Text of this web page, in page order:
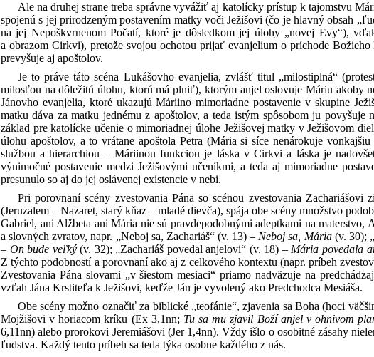
Ale na druhej strane treba správne vyvážiť aj katolícky prístup k tajomstvu
spojenú s jej prirodzeným postavením matky voči Ježišovi (čo je hlavný obsah
na jej Nepoškvrnenom Počatí, ktoré je dôsledkom jej úlohy „novej Evy“),
a obrazom Cirkvi), pretože svojou ochotou prijať evanjelium o príchode
prevyšuje aj apoštolov.
Je to práve táto scéna Lukášovho evanjelia, zvlášť titul „milostiplná“
milosťou na dôležitú úlohu, ktorú má plniť), ktorým anjel oslovuje Máriu akoby
Jánovho evanjelia, ktoré ukazujú Máriino mimoriadne postavenie v skupine
matku dáva za matku jednému z apoštolov, a teda istým spôsobom ju
základ pre katolícke učenie o mimoriadnej úlohe Ježišovej matky v Ježišovom
úlohu apoštolov, a to vrátane apoštola Petra (Mária si síce nenárokuje
službou a hierarchiou – Máriinou funkciou je láska v Cirkvi a láska je
výnimočné postavenie medzi Ježišovými učeníkmi, a teda aj mimoriadne
presunulo so aj do jej oslávenej existencie v nebi.
Pri porovnaní scény zvestovania Pána so scénou zvestovania
(Jeruzalem – Nazaret, starý kňaz – mladé dievča), spája obe scény množstvo
Gabriel, ani Alžbeta ani Mária nie sú pravdepodobnými adeptkami na
a slovných zvratov, napr. „Neboj sa, Zachariáš“ (v. 13) – Neboj sa, Mária (v. 30);
– On bude veľký(v. 32); „Zachariáš povedal anjelovi“ (v. 18) – Mária povedala
Z týchto podobností a porovnaní ako aj z celkového kontextu (napr. príbeh
Zvestovania Pána slovami „v šiestom mesiaci“ priamo nadväzuje na
vzťah Jána Krstiteľa k Ježišovi, keďže Ján je vyvolený ako Predchodca Mesiáša.
Obe scény možno označiť za biblické „teofánie“, zjavenia sa Boha (hoci
Mojžišovi v horiacom kríku (Ex 3,1nn; Tu sa mu zjavil Boží anjel v ohnivom
6,11nn) alebo prorokovi Jeremiášovi (Jer 1,4nn). Vždy išlo o osobitné zásahy
ľudstva. Každý tento príbeh sa teda týka osobne každého z nás.